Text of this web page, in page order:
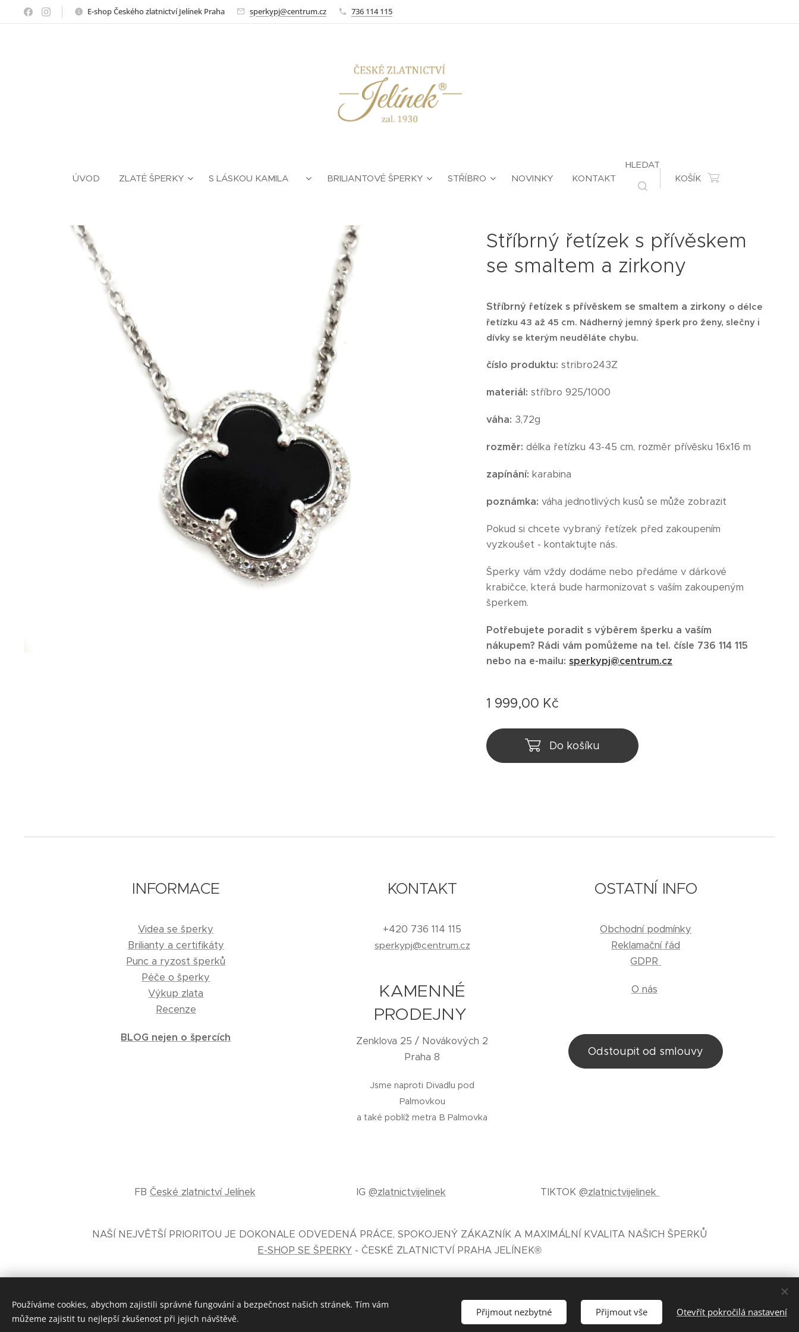
E-shop Českého zlatnictví Jelínek Praha sperkypj@centrum.cz 736 114 115
ÚVOD ZLATÉ ŠPERKY S LÁSKOU KAMILA ❤ BRILIANTOVÉ ŠPERKY STŘÍBRO NOVINKY KONTAKT
HLEDAT
KOŠÍK
Stříbrný řetízek s přívěskem
se smaltem a zirkony
Stříbrný řetízek s přívěskem se smaltem a zirkony o délce
řetízku 43 až 45 cm. Nádherný jemný šperk pro ženy, slečny i
dívky se kterým neuděláte chybu.
číslo produktu: stribro243Z
materiál: stříbro 925/1000
váha: 3,72g
rozměr: délka řetízku 43-45 cm, rozměr přívěsku 16x16 m
zapínání: karabina
poznámka: váha jednotlivých kusů se může zobrazit
Pokud si chcete vybraný řetízek před zakoupením
vyzkoušet - kontaktujte nás.
Šperky vám vždy dodáme nebo předáme v dárkové
krabičce, která bude harmonizovat s vaším zakoupeným
šperkem.
Potřebujete poradit s výběrem šperku a vaším
nákupem? Rádi vám pomůžeme na tel. čísle 736 114 115
nebo na e-mailu:sperkypj@centrum.cz
1 999,00 Kč
Do košíku
INFORMACE
Videa se šperky
Brilianty a certifikáty
Punc a ryzost šperků
Péče o šperky
Výkup zlata
Recenze
BLOG nejen o špercích
KONTAKT
+420 736 114 115
sperkypj@centrum.cz
KAMENNÉ
PRODEJNY
Zenklova 25 / Novákových 2
Praha 8
Jsme naproti Divadlu pod
Palmovkou
a také poblíž metra B Palmovka
OSTATNÍ INFO
Obchodní podmínky
Reklamační řád
GDPR
O nás
Odstoupit od smlouvy
FB České zlatnictví Jelínek IG @zlatnictvijelinek TIKTOK@zlatnictvijelinek
NAŠÍ NEJVĚTŠÍ PRIORITOU JE DOKONALE ODVEDENÁ PRÁCE, SPOKOJENÝ ZÁKAZNÍK A MAXIMÁLNÍ KVALITA NAŠICH ŠPERKŮ
E-SHOP SE ŠPERKY - ČESKÉ ZLATNICTVÍ PRAHA JELÍNEK®
Používáme cookies, abychom zajistili správné fungování a bezpečnost našich stránek. Tím vám
můžeme zajistit tu nejlepší zkušenost při jejich návštěvě.
Přijmout nezbytné Přijmout vše Otevřít pokročilá nastavení